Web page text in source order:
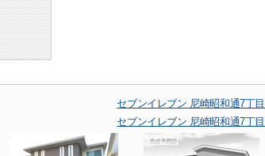
セブンイレブン 尼崎昭和通7丁
セブンイレブン 尼崎昭和通7丁